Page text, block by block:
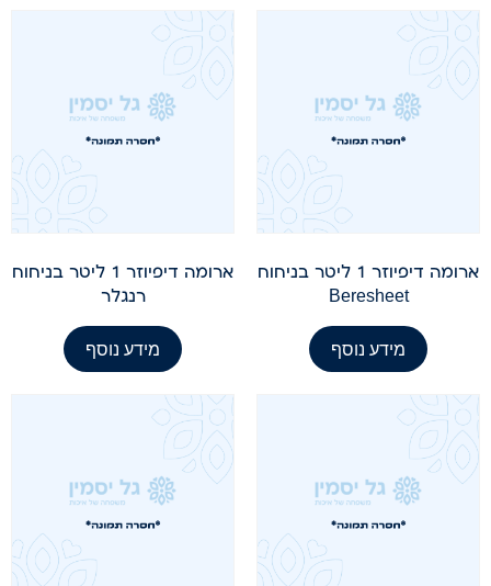
ארומה דיפיוזר 1 ליטר בניחוח
Beresheet
מידע נוסף
ארומה דיפיוזר 1 ליטר בניחוח
רנגלר
מידע נוסף